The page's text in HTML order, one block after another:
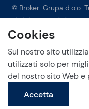
Invia una richiesta
© Broker-Grupa d.o.o.
Obala kneza Branimira 1,
Broker-grupa d.o.o. è
Properties in Croazia.
utilizzato su licenza.
This site is protected by
Cookies
Sul nostro sito
utilizzati solo per
del nostro sito Web
Accetta